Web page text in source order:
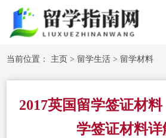
当前位置： 主页 > 留学生活 > 留学材料
2017英国留学签证材料
学签证材料详